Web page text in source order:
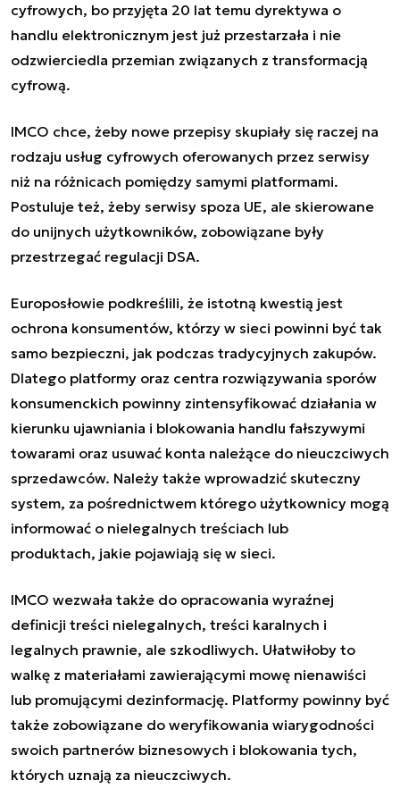
cyfrowych, bo przyjęta 20 lat temu dyrektywa o
handlu elektronicznym jest już przestarzała i nie
odzwierciedla przemian związanych z transformacją
cyfrową.
IMCO chce, żeby nowe przepisy skupiały się raczej na
rodzaju usług cyfrowych oferowanych przez serwisy
niż na różnicach pomiędzy samymi platformami.
Postuluje też, żeby serwisy spoza UE, ale skierowane
do unijnych użytkowników, zobowiązane były
przestrzegać regulacji DSA.
Europosłowie podkreślili, że istotną kwestią jest
ochrona konsumentów, którzy w sieci powinni być tak
samo bezpieczni, jak podczas tradycyjnych zakupów.
Dlatego platformy oraz centra rozwiązywania sporów
konsumenckich powinny zintensyfikować działania w
kierunku ujawniania i blokowania handlu fałszywymi
towarami oraz usuwać konta należące do nieuczciwych
sprzedawców. Należy także wprowadzić skuteczny
system, za pośrednictwem którego użytkownicy mogą
informować o nielegalnych treściach lub
produktach, jakie pojawiają się w sieci.
IMCO wezwała także do opracowania wyraźnej
definicji treści nielegalnych, treści karalnych i
legalnych prawnie, ale szkodliwych. Ułatwiłoby to
walkę z materiałami zawierającymi mowę nienawiści
lub promującymi dezinformację. Platformy powinny być
także zobowiązane do weryfikowania wiarygodności
swoich partnerów biznesowych i blokowania tych,
których uznają za nieuczciwych.